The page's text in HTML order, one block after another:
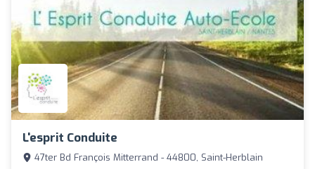
L'esprit Conduite
47ter Bd François Mitterrand - 44800, Saint-Herblain